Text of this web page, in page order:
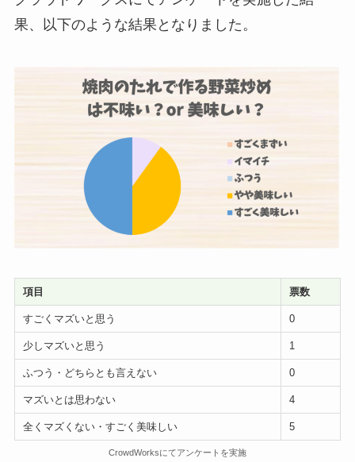
果、以下のような結果となりました。
項目 票数
すごくマズいと思う 0
少しマズいと思う 1
ふつう・どちらとも言えない 0
マズいとは思わない 4
全くマズくない・すごく美味しい 5
CrowdWorksにてアンケートを実施